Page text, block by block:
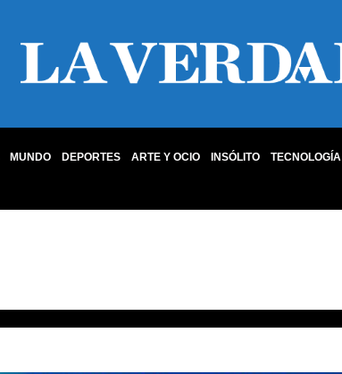
MUNDO DEPORTES ARTE Y OCIO INSÓLITO TECNOLOGÍA